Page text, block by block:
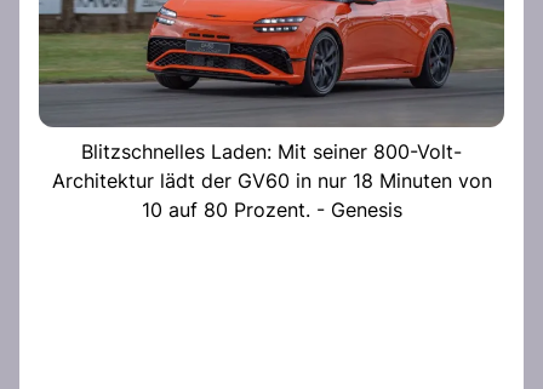
Blitzschnelles Laden: Mit seiner 800-Volt-
Architektur lädt der GV60 in nur 18 Minuten von
10 auf 80 Prozent. - Genesis